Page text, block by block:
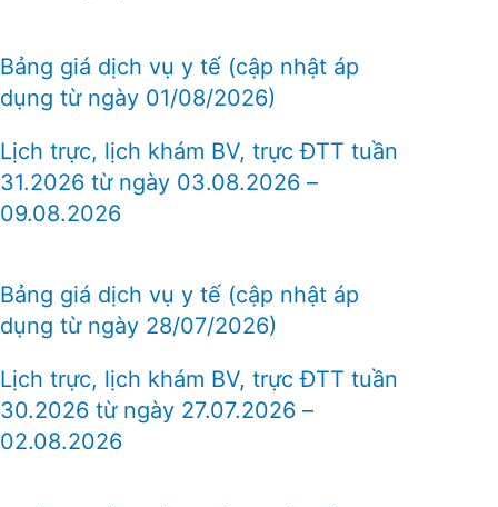
Bảng giá dịch vụ y tế (cập nhật áp
dụng từ ngày 01/08/2026)
Lịch trực, lịch khám BV, trực ĐTT tuần
31.2026 từ ngày 03.08.2026 –
09.08.2026
Bảng giá dịch vụ y tế (cập nhật áp
dụng từ ngày 28/07/2026)
Lịch trực, lịch khám BV, trực ĐTT tuần
30.2026 từ ngày 27.07.2026 –
02.08.2026